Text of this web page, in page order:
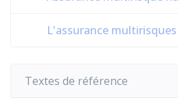
L'assurance
Textes de référence